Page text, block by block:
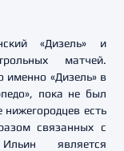
«Дизель» и
матчей.
именно «Дизель» в
пока не был
нижегородцев есть
связанных с
является